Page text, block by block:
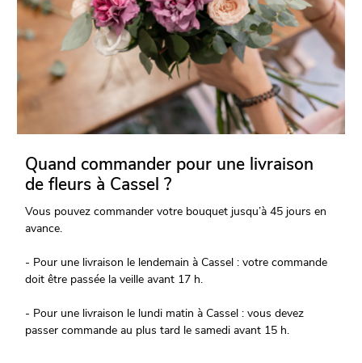
Quand commander pour une livraison
de fleurs à Cassel ?
Vous pouvez commander votre bouquet jusqu’à 45 jours en
avance.
- Pour une livraison le lendemain à Cassel : votre commande
doit être passée la veille avant 17 h.
- Pour une livraison le lundi matin à Cassel : vous devez
passer commande au plus tard le samedi avant 15 h.